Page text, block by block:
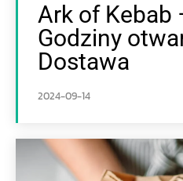
Ark of Kebab
Godziny
Dostawa
2024-09-14